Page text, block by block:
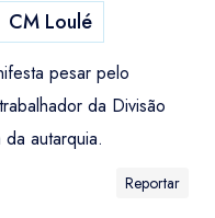
CM Loulé
pesar pelo
da Divisão
autarquia.
Reportar